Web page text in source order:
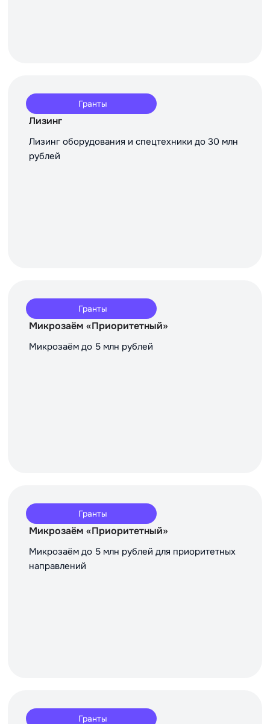
Гранты
Лизинг
Лизинг оборудования и спецтехники до 30 млн
рублей
Гранты
Микрозаём «Приоритетный»
Микрозаём до 5 млн рублей
Гранты
Микрозаём «Приоритетный»
Микрозаём до 5 млн рублей для приоритетных
направлений
Гранты